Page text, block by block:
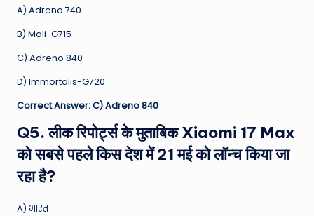
A) Adreno 740
B) Mali-G715
C) Adreno 840
D) Immortalis-G720
Correct Answer: C) Adreno 840
Q5. लीक रिपोर्ट्स के मुताबिक Xiaomi 17 Max
को सबसे पहले किस देश में 21 मई को लॉन्च किया जा
रहा है?
A) भारत